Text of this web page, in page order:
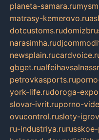
planeta-samara.ru
matrasy-kemerovo.ru
dotcustoms.ru
narasimha.ru
newsplain.ru
gbget.ru
petrovkasports.ru
york-life.rudoroga-
slovar-ivrit.ruporno-
ovucontrol.rusloty-
ru-industriya.ru